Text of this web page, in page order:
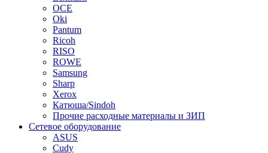
OCE
Oki
Pantum
Ricoh
RISO
ROWE
Samsung
Sharp
Xerox
Катюша/Sindoh
Прочие расходные материалы и ЗИП
Сетевое оборудование
ASUS
Cudy